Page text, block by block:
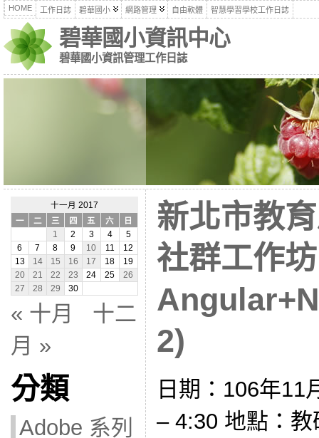
HOME 工作日誌 碧華國小 網路管理 自由軟體 智慧學習學校工作日誌
碧華國小資訊中心
碧華國小資訊管理工作日誌
十一月 2017
一
二 三 四 五 六
日
1
2 3 4
5
6
7 8 9 10 11
12
13
14 15 16 17 18
19
20
21 22 23 24 25
26
27
28 29 30
« 十月
十二
月 »
分類
Adobe 系列
新北市教
社群工作
2)
日期：106年11
– 4:30 地點：